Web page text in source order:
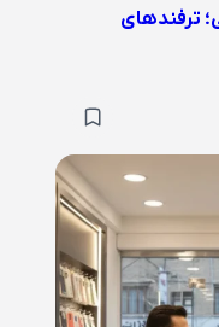
بهترین روش فروش لوازم جانبی؛ ترفندهای